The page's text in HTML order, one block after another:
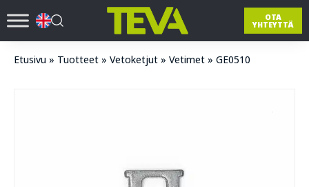
OTA
YHTEYTTÄ
Etusivu » Tuotteet » Vetoketjut » Vetimet » GE0510